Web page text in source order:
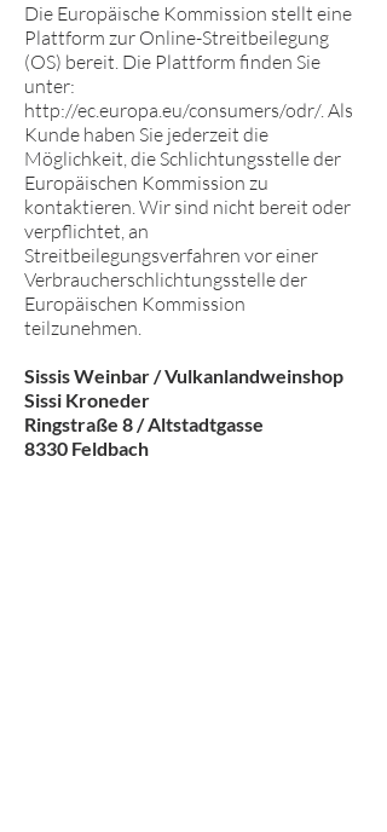
Die Europäische Kommission stellt eine
Plattform zur Online-Streitbeilegung
(OS) bereit. Die Plattform finden Sie
unter:
http://ec.europa.eu/consumers/odr/.Als
Kunde haben Sie jederzeit die
Möglichkeit, die Schlichtungsstelle der
Europäischen Kommission zu
kontaktieren. Wir sind nicht bereit oder
verpflichtet, an
Streitbeilegungsverfahren vor einer
Verbraucherschlichtungsstelle der
Europäischen Kommission
teilzunehmen.
Sissis Weinbar / Vulkanlandweinshop
Sissi Kroneder
Ringstraße 8 / Altstadtgasse
8330 Feldbach